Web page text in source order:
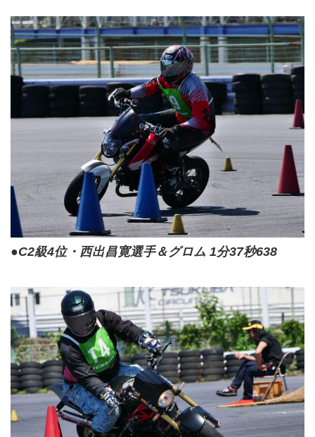
●C2級4位・西出昌寛選手＆グロム 1分37秒638